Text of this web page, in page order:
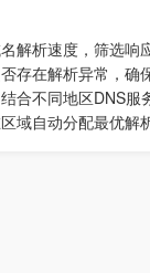
解析速度，筛选
存在解析异常，确
合不同地区DNS
域自动分配最优解